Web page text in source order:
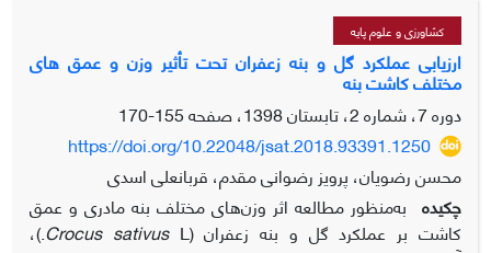
سطحی) بودند. نتایج تجزیه واریانس حاکی از تأثیر معنی­دار زمان
پخش مالچ کلش گندم، مقادیر کاربرد مالچ و نیز اثر متقابل آن­ها بر
تمامی شاخص­های گلدهی زعفران در سطح یک درصد بود. پخش
مالچ کلش در اول خردادماه در مقایسه با اول شهریورماه بیشترین
تأثیر را در افزایش تعداد گل، عملکرد گل و عملکرد کلاله خشک
زعفران (به­ترتیب تا 7/41 ، 9/16و 50 درصد) داشت. همچنین
تمامی شاخص­های موردمطالعه بنه­های دختری زعفران به‌طور
معنی­داری تحت تأثیر زمان پخش مالچ کلش، سطوح کلش و نیز
اثرات متقابل آن­ها در سطح یک درصد قرار گرفت. در بین تیمارهای
کشاورزی و علوم پایه
ارزیابی عملکرد گل و بنه زعفران تحت تأثیر وزن و عمق های
مختلف کاشت بنه
دوره 7، شماره 2، تابستان 1398، صفحه
155-170
https://doi.org/10.22048/jsat.2018.93391.1250
محسن رضویان، پرویز رضوانی مقدم، قربانعلی اسدی
چکیده به‌منظور مطالعه‌ اثر وزن‌های مختلف بنه‌ مادری و عمق
کاشت بر عملکرد گل و بنه‌ زعفران (
Crocus sativusL.)،